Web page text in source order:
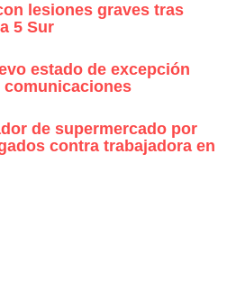
lesiones graves tras
5 Sur
estado de excepción
de supermercado por
contra trabajadora en